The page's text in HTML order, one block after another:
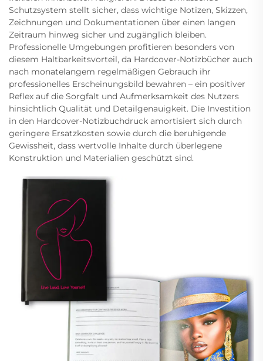
Schutzsystem stellt sicher, dass wichtige Notizen, Skizzen,
Zeichnungen und Dokumentationen über einen langen
Zeitraum hinweg sicher und zugänglich bleiben.
Professionelle Umgebungen profitieren besonders von
diesem Haltbarkeitsvorteil, da Hardcover-Notizbücher auch
nach monatelangem regelmäßigen Gebrauch ihr
professionelles Erscheinungsbild bewahren – ein positiver
Reflex auf die Sorgfalt und Aufmerksamkeit des Nutzers
hinsichtlich Qualität und Detailgenauigkeit. Die Investition
in den Hardcover-Notizbuchdruck amortisiert sich durch
geringere Ersatzkosten sowie durch die beruhigende
Gewissheit, dass wertvolle Inhalte durch überlegene
Konstruktion und Materialien geschützt sind.